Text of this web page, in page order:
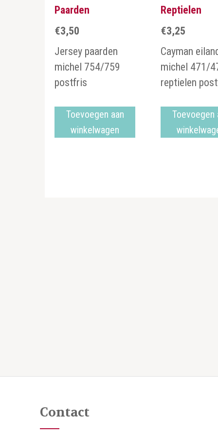
Paarden
€3,50
Jersey paarden
michel 754/759
postfris
Toevoegen aan
winkelwagen
Reptielen
€3,25
Cayman
michel 471/
reptielen
Toevoegen
Contact